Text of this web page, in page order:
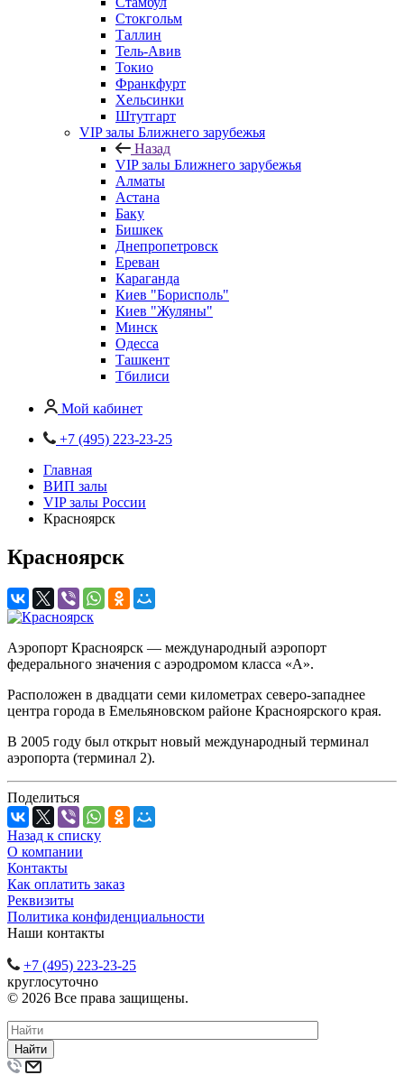
Стокгольм
Таллин
Тель-Авив
Токио
Франкфурт
Хельсинки
Штутгарт
VIP залы Ближнего зарубежья
Назад
VIP залы Ближнего зарубежья
Алматы
Астана
Баку
Бишкек
Днепропетровск
Ереван
Караганда
Киев "Борисполь"
Киев "Жуляны"
Минск
Одесса
Ташкент
Тбилиси
Мой кабинет
+7 (495) 223-23-25
Главная
ВИП залы
VIP залы России
Красноярск
Красноярск
Аэропорт Красноярск — международный аэропорт
федерального значения с аэродромом класса «А».
Расположен в двадцати семи километрах северо-западнее
центра города в Емельяновском районе Красноярского края.
В 2005 году был открыт новый международный терминал
аэропорта (терминал 2).
Поделиться
Назад к списку
О компании
Контакты
Как оплатить заказ
Реквизиты
Политика конфиденциальности
Наши контакты
+7 (495) 223-23-25
круглосуточно
© 2026 Все права защищены.
Найти